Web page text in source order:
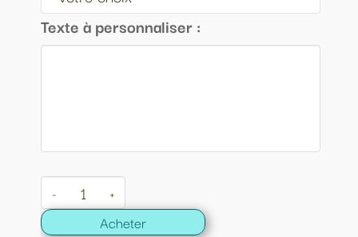
Texte à personnaliser :
- +
Acheter